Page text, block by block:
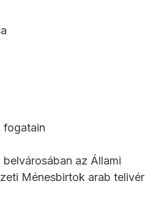
fogatain
az Állami
Ménesbirtok arab telivér